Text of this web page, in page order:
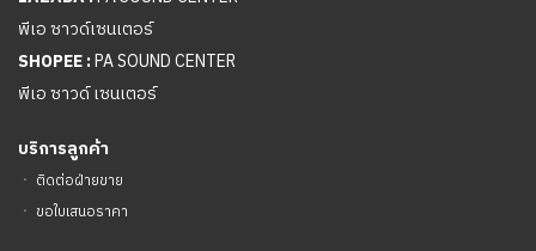
พีเอ ซาวด์เซนเตอร์
SHOPEE :PA SOUND CENTER
พีเอ ซาวด์ เซนเตอร์
บริการลูกค้า
ㆍ ติดต่อฝ่ายขาย
ㆍ ขอใบเสนอราคา